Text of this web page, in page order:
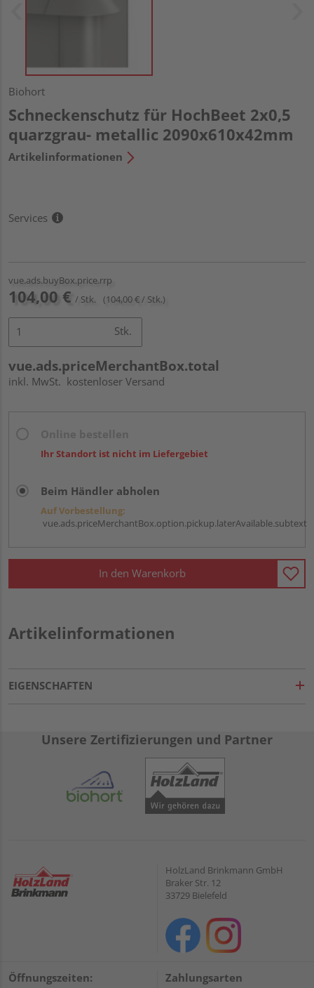
Biohort
Schneckenschutz für HochBeet 2x0,5
quarzgrau- metallic 2090x610x42mm
Artikelinformationen
Services
vue.ads.buyBox.price.rrp
104,00 € / Stk. (104,00 € / Stk.)
Stk.
vue.ads.priceMerchantBox.total
inkl. MwSt. kostenloser Versand
Ihr Standort ist nicht im Liefergebiet
Beim Händler abholen
Auf Vorbestellung:
vue.ads.priceMerchantBox.option.pickup.laterAvailable.subtext
In den Warenkorb
Artikelinformationen
EIGENSCHAFTEN
Unsere Zertifizierungen und Partner
HolzLand Brinkmann GmbH
Braker Str. 12
33729 Bielefeld
Öffnungszeiten: Zahlungsarten